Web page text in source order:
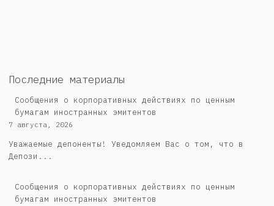
Последние материалы
Сообщения о корпоративных действиях по ценным
бумагам иностранных эмитентов
7 августа, 2026
Уважаемые депоненты! Уведомляем Вас о том, что в
Депози...
Сообщения о корпоративных действиях по ценным
бумагам иностранных эмитентов